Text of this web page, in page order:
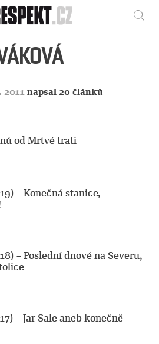
Respekt
2011 napsal 20 článků
od Mrtvé trati
– Konečná stanice,
– Poslední dnové na Severu,
– Jar Sale aneb konečně